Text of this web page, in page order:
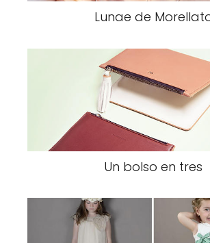
Lunae de
Un bolso en tres